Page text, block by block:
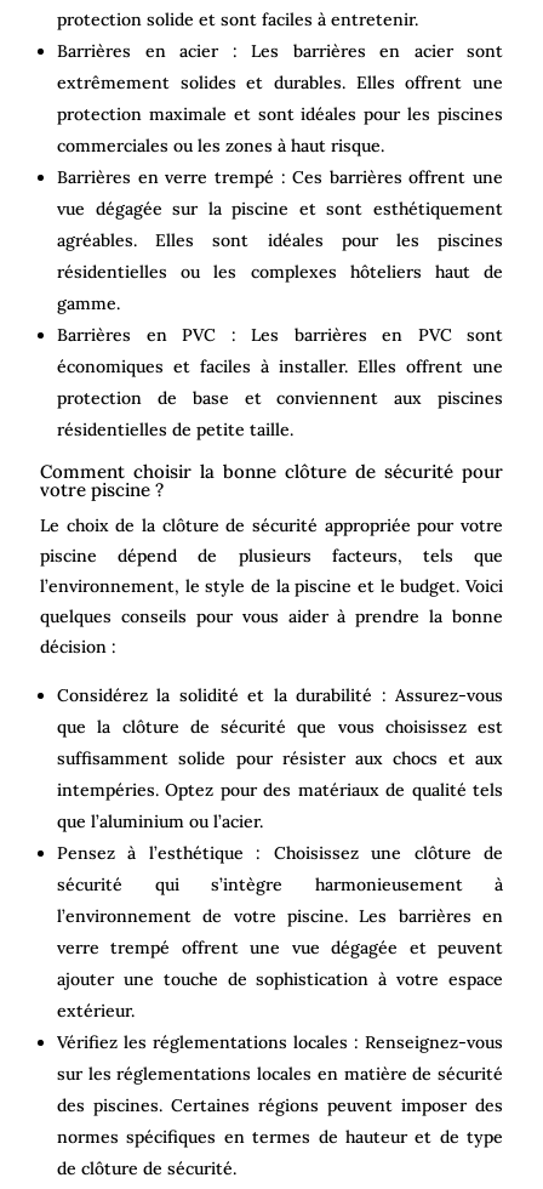
protection solide et sont faciles à entretenir.
Barrières en acier : Les barrières en acier sont
extrêmement solides et durables. Elles offrent une
protection maximale et sont idéales pour les piscines
commerciales ou les zones à haut risque.
Barrières en verre trempé : Ces barrières offrent une
vue dégagée sur la piscine et sont esthétiquement
agréables. Elles sont idéales pour les piscines
résidentielles ou les complexes hôteliers haut de
gamme.
Barrières en PVC : Les barrières en PVC sont
économiques et faciles à installer. Elles offrent une
protection de base et conviennent aux piscines
résidentielles de petite taille.
Comment choisir la bonne clôture de sécurité pour
votre piscine ?
Le choix de la clôture de sécurité appropriée pour votre
piscine dépend de plusieurs facteurs, tels que
l’environnement, le style de la piscine et le budget. Voici
quelques conseils pour vous aider à prendre la bonne
décision :
Considérez la solidité et la durabilité : Assurez-vous
que la clôture de sécurité que vous choisissez est
suffisamment solide pour résister aux chocs et aux
intempéries. Optez pour des matériaux de qualité tels
que l’aluminium ou l’acier.
Pensez à l’esthétique : Choisissez une clôture de
sécurité qui s’intègre harmonieusement à
l’environnement de votre piscine. Les barrières en
verre trempé offrent une vue dégagée et peuvent
ajouter une touche de sophistication à votre espace
extérieur.
Vérifiez les réglementations locales : Renseignez-vous
sur les réglementations locales en matière de sécurité
des piscines. Certaines régions peuvent imposer des
normes spécifiques en termes de hauteur et de type
de clôture de sécurité.